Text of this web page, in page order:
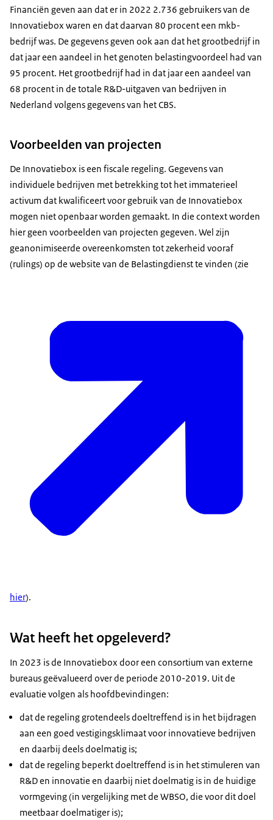
Financiën geven aan dat er in 2022 2.736 gebruikers van de
Innovatiebox waren en dat daarvan 80 procent een mkb-
bedrijf was. De gegevens geven ook aan dat het grootbedrijf in
dat jaar een aandeel in het genoten belastingvoordeel had van
95 procent. Het grootbedrijf had in dat jaar een aandeel van
68 procent in de totale R&D-uitgaven van bedrijven in
Nederland volgens gegevens van het CBS.
Voorbeelden van projecten
De Innovatiebox is een fiscale regeling. Gegevens van
individuele bedrijven met betrekking tot het immaterieel
activum dat kwalificeert voor gebruik van de Innovatiebox
mogen niet openbaar worden gemaakt. In die context worden
hier geen voorbeelden van projecten gegeven. Wel zijn
geanonimiseerde overeenkomsten tot zekerheid vooraf
(rulings) op de website van de Belastingdienst te vinden (zie
hier).
Wat heeft het opgeleverd?
In 2023 is de Innovatiebox door een consortium van externe
bureaus geëvalueerd over de periode 2010-2019. Uit de
evaluatie volgen als hoofdbevindingen:
dat de regeling grotendeels doeltreffend is in het bijdragen
aan een goed vestigingsklimaat voor innovatieve bedrijven
en daarbij deels doelmatig is;
dat de regeling beperkt doeltreffend is in het stimuleren van
R&D en innovatie en daarbij niet doelmatig is in de huidige
vormgeving (in vergelijking met de WBSO, die voor dit doel
meetbaar doelmatiger is);